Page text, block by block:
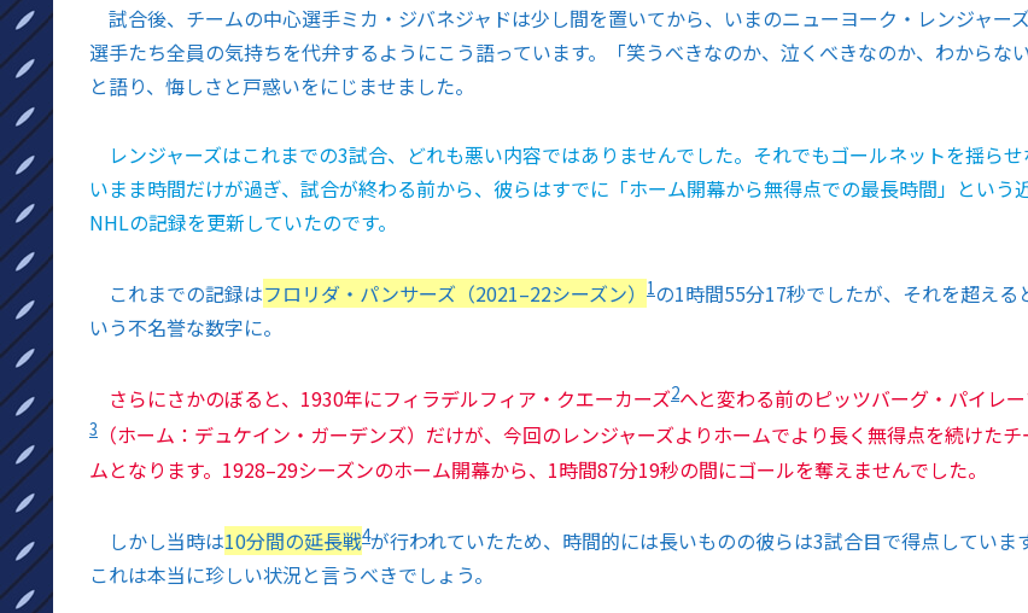
試合後、チームの中心選手ミカ・ジバネジャドは少し間を置いてから、いまのニューヨーク・レンジャー
選手たち全員の気持ちを代弁するようにこう語っています。「笑うべきなのか、泣くべきなのか、わからない
と語り、悔しさと戸惑いをにじませました。
レンジャーズはこれまでの3試合、どれも悪い内容ではありませんでした。それでもゴールネットを揺らせ
いまま時間だけが過ぎ、試合が終わる前から、彼らはすでに「ホーム開幕から無得点での最長時間」という
NHLの記録を更新していたのです。
これまでの記録はフロリダ・パンサーズ（2021–22シーズン） 1の1時間55分17秒でしたが、それを超える
いう不名誉な数字に。
さらにさかのぼると、1930年にフィラデルフィア・クエーカーズ2へと変わる前のピッツバーグ・パイレ
3
（ホーム：デュケイン・ガーデンズ）だけが、今回のレンジャーズよりホームでより長く無得点を続けたチ
ムとなります。1928–29シーズンのホーム開幕から、1時間87分19秒の間にゴールを奪えませんでした。
しかし当時は10分間の延長戦4が行われていたため、時間的には長いものの彼らは3試合目で得点しています
これは本当に珍しい状況と言うべきでしょう。